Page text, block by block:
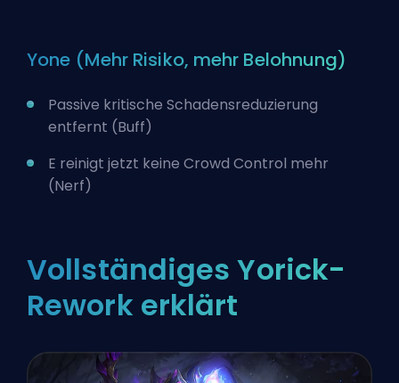
Yone (Mehr Risiko, mehr Belohnung)
Passive kritische Schadensreduzierung
entfernt (Buff)
E reinigt jetzt keine Crowd Control mehr
(Nerf)
Vollständiges Yorick-
Rework erklärt